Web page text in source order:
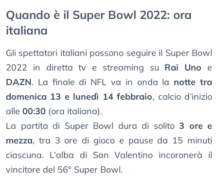
Quando è il Super Bowl 2022: ora
italiana
Gli spettatori italiani possono seguire il Super Bowl
2022 in diretta tv e streaming su Rai Uno e
DAZN. La finale di NFL va in onda la notte tra
domenica 13 e lunedì 14 febbraio, calcio d’inizio
alle 00:30 (ora italiana).
La partita di Super Bowl dura di solito 3 ore e
mezza, tra 3 ore di gioco e pause da 15 minuti
ciascuna. L’alba di San Valentino incoronerà il
vincitore del 56° Super Bowl.